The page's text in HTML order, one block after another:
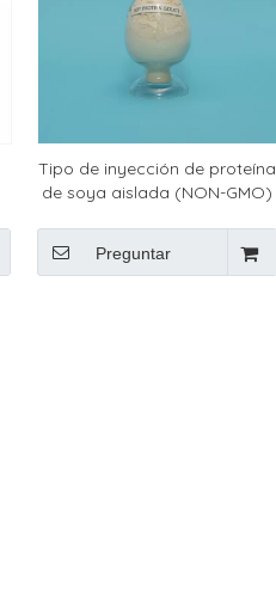
Tipo de inyección de proteína
de soya aislada (NON-GMO)
Preguntar